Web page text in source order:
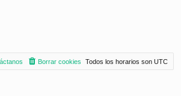
Todos los horarios son UTC
Borrar cookies